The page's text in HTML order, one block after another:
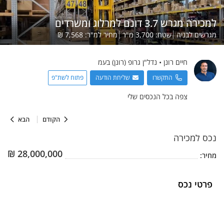
הקודם הבא
למכירה מגרש 3.7 דונם למרלוג ומשרדים
מגרשים לבניה שטח:3,700מ"ר מחיר למ"ר:7,568
₪
חיים רונן • נדל"ן גרופ (רונן) בעמ
התקשרו שליחת הודעה פתוח לשת"פ
צפה בכל הנכסים שלי
נכס למכירה
מחיר: 28,000,000
₪
פרטי נכס